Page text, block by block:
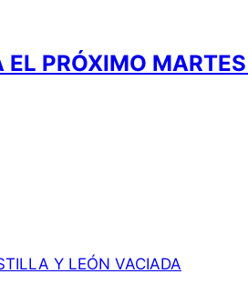
PRÓXIMO